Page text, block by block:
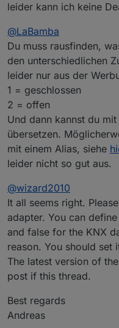
leider kann ich keine
@LaBamba
Du muss rausfinden,
den unterschiedlichen
leider nur aus der
1 = geschlossen
2 = offen
Und dann kannst du
übersetzen.
mit einem Alias, siehe
leider nicht so gut aus.
@wizard2010
It all seems right.
adapter. You can
and false for the KNX
reason. You should set
The latest version of
post if this thread.
Best regards
Andreas